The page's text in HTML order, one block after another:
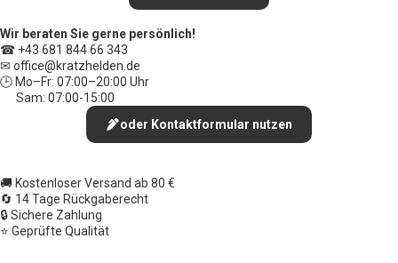
Wir beraten Sie gerne persönlich!
☎ +43 681 844 66 343
✉ office@kratzhelden.de
🕒 Mo–Fr: 07:00–20:00 Uhr
Sam: 07:00-15:00
oder Kontaktformular nutzen
🚚 Kostenloser Versand ab 80 €
🔄 14 Tage Rückgaberecht
🔒 Sichere Zahlung
⭐ Geprüfte Qualität